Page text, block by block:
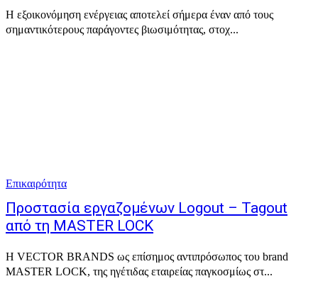
Η εξοικονόμηση ενέργειας αποτελεί σήμερα έναν από τους
σημαντικότερους παράγοντες βιωσιμότητας, στοχ...
Επικαιρότητα
Προστασία εργαζομένων Logout – Tagout
από τη ΜASTER LOCK
H VECTOR BRANDS ως επίσημος αντιπρόσωπος του brand
MASTER LOCK, της ηγέτιδας εταιρείας παγκοσμίως στ...